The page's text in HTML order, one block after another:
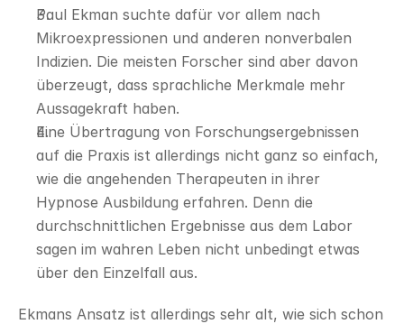
Paul Ekman suchte dafür vor allem nach
Mikroexpressionen und anderen nonverbalen
Indizien. Die meisten Forscher sind aber davon
überzeugt, dass sprachliche Merkmale mehr
Aussagekraft haben.
Eine Übertragung von Forschungsergebnissen
auf die Praxis ist allerdings nicht ganz so einfach,
wie die angehenden Therapeuten in ihrer
Hypnose Ausbildung erfahren. Denn die
durchschnittlichen Ergebnisse aus dem Labor
sagen im wahren Leben nicht unbedingt etwas
über den Einzelfall aus.
Ekmans Ansatz ist allerdings sehr alt, wie sich schon